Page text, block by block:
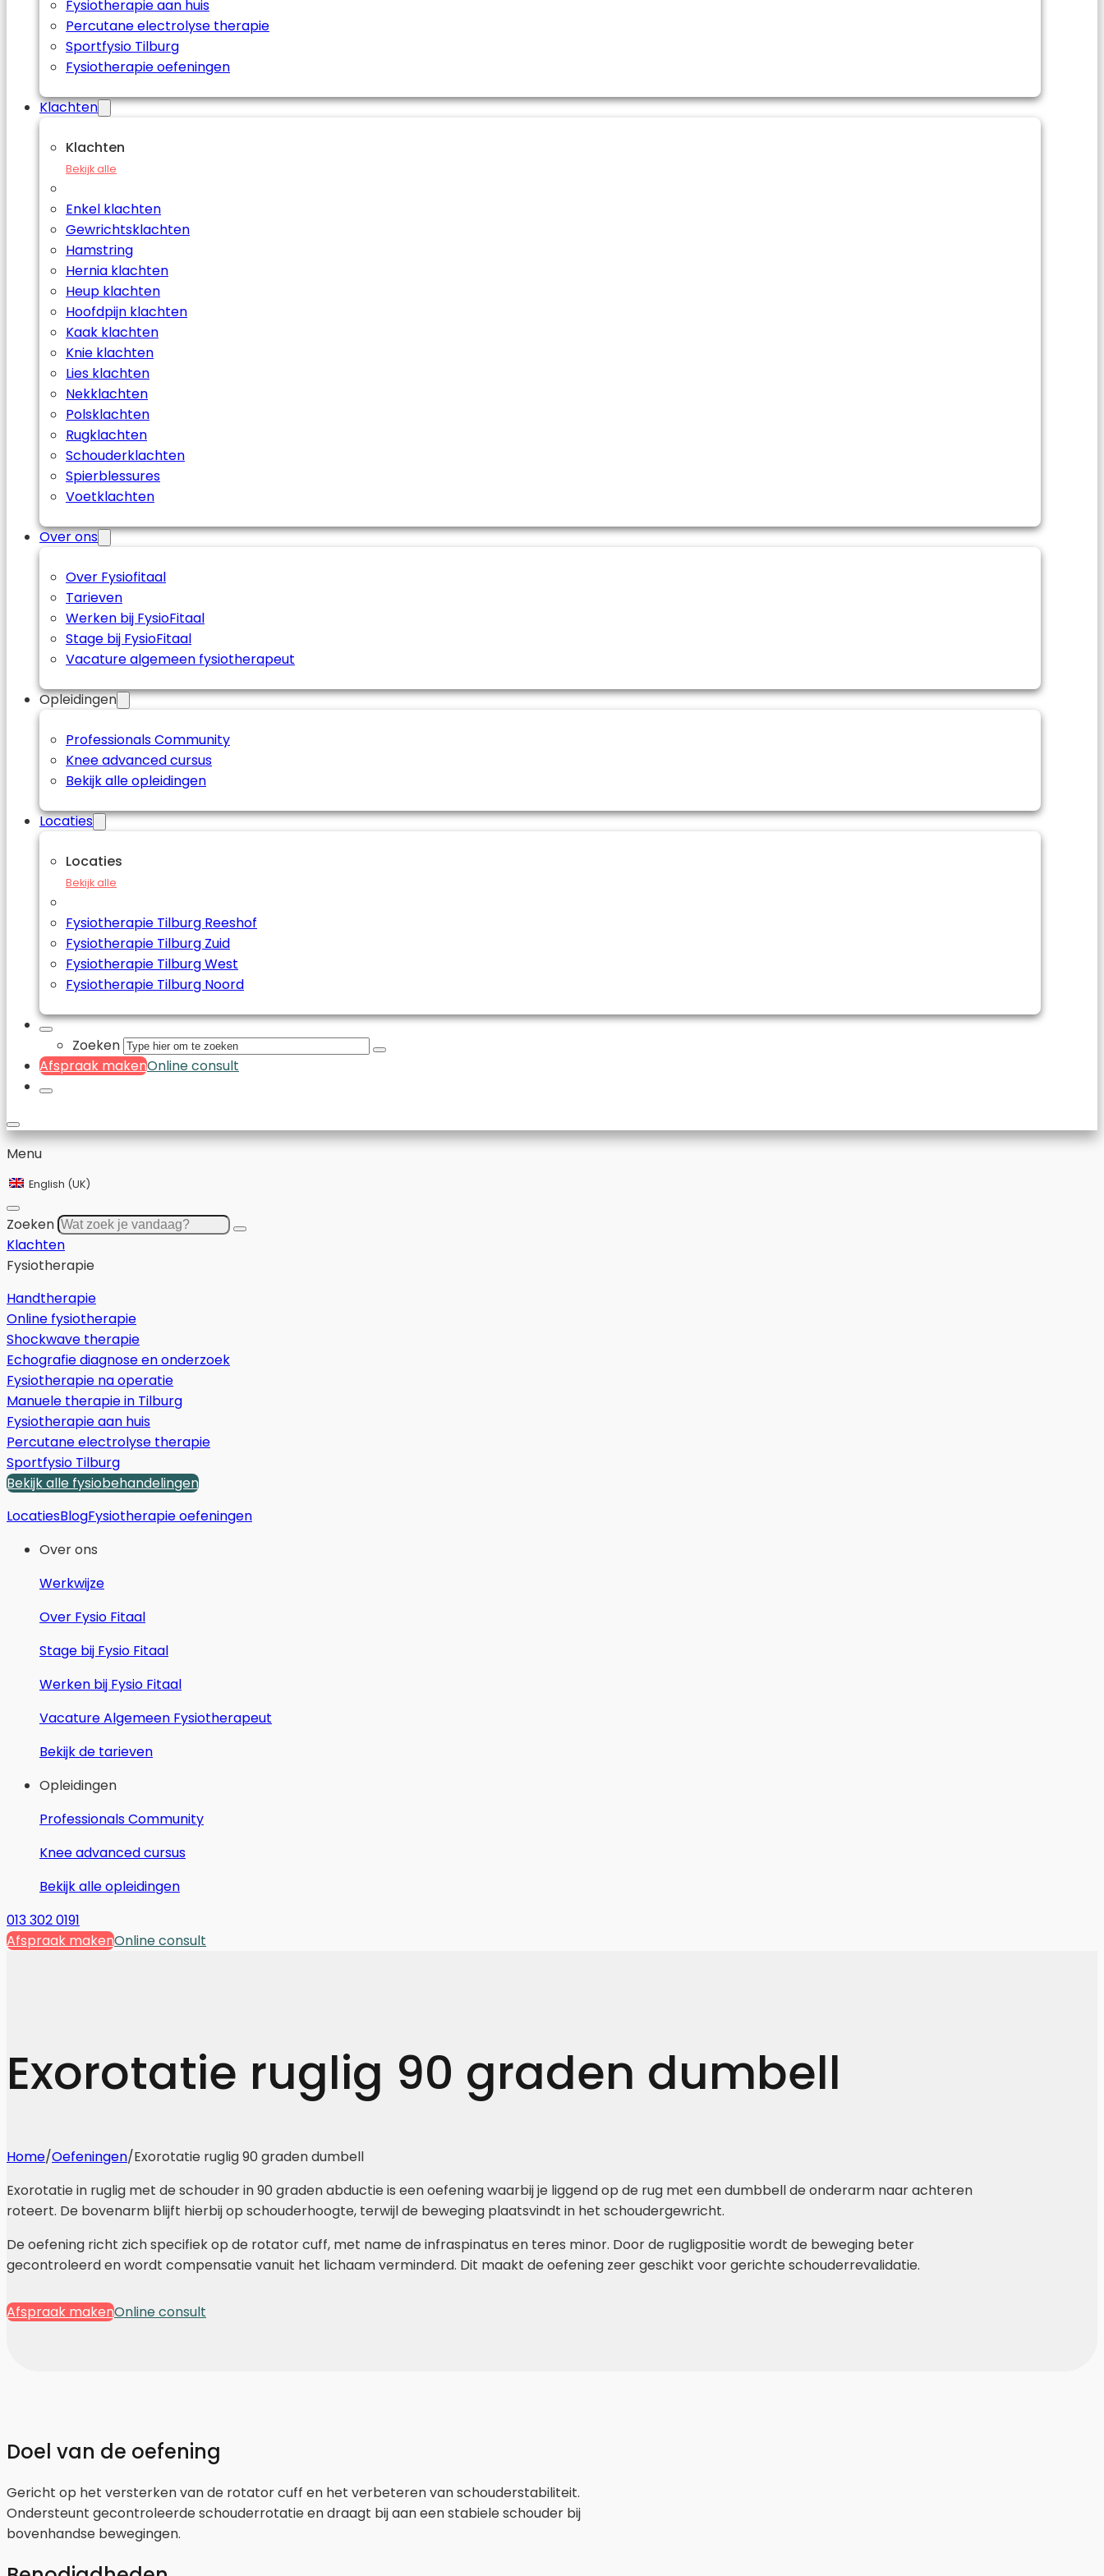
Fysiotherapie aan huis
Percutane electrolyse therapie
Sportfysio Tilburg
Fysiotherapie oefeningen
Klachten
Klachten
Bekijk alle
Enkel klachten
Gewrichtsklachten
Hamstring
Hernia klachten
Heup klachten
Hoofdpijn klachten
Kaak klachten
Knie klachten
Lies klachten
Nekklachten
Polsklachten
Rugklachten
Schouderklachten
Spierblessures
Voetklachten
Over ons
Over Fysiofitaal
Tarieven
Werken bij FysioFitaal
Stage bij FysioFitaal
Vacature algemeen fysiotherapeut
Opleidingen
Professionals Community
Knee advanced cursus
Bekijk alle opleidingen
Locaties
Locaties
Bekijk alle
Fysiotherapie Tilburg Reeshof
Fysiotherapie Tilburg Zuid
Fysiotherapie Tilburg West
Fysiotherapie Tilburg Noord
Zoeken
Afspraak makenOnline consult
Menu
English (UK)
Zoeken
Klachten
Fysiotherapie
Handtherapie
Online fysiotherapie
Shockwave therapie
Echografie diagnose en onderzoek
Fysiotherapie na operatie
Manuele therapie in Tilburg
Fysiotherapie aan huis
Percutane electrolyse therapie
Sportfysio Tilburg
Bekijk alle fysiobehandelingen
LocatiesBlogFysiotherapie oefeningen
Over ons
Werkwijze
Over Fysio Fitaal
Stage bij Fysio Fitaal
Werken bij Fysio Fitaal
Vacature Algemeen Fysiotherapeut
Bekijk de tarieven
Opleidingen
Professionals Community
Knee advanced cursus
Bekijk alle opleidingen
013 302 0191
Afspraak makenOnline consult
Exorotatie ruglig 90 graden dumbell
Home/Oefeningen/Exorotatie ruglig 90 graden dumbell
Exorotatie in ruglig met de schouder in 90 graden abductie is een oefening waarbij je liggend op de rug met een dumbbell de onderarm naar achteren
roteert. De bovenarm blijft hierbij op schouderhoogte, terwijl de beweging plaatsvindt in het schoudergewricht.
De oefening richt zich specifiek op de rotator cuff, met name de infraspinatus en teres minor. Door de rugligpositie wordt de beweging beter
gecontroleerd en wordt compensatie vanuit het lichaam verminderd. Dit maakt de oefening zeer geschikt voor gerichte schouderrevalidatie.
Afspraak makenOnline consult
Doel van de oefening
Gericht op het versterken van de rotator cuff en het verbeteren van schouderstabiliteit.
Ondersteunt gecontroleerde schouderrotatie en draagt bij aan een stabiele schouder bij
bovenhandse bewegingen.